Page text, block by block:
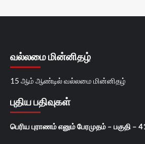
வல்லமை மின்னிதழ்
15 ஆம் ஆண்டில் வல்லமை மின்னிதழ்
புதிய பதிவுகள்
பெரிய புராணம் எனும் பேரமுதம் – பகுதி –